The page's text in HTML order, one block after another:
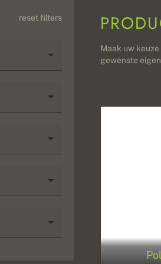
reset filters
Maak uw
gewenste